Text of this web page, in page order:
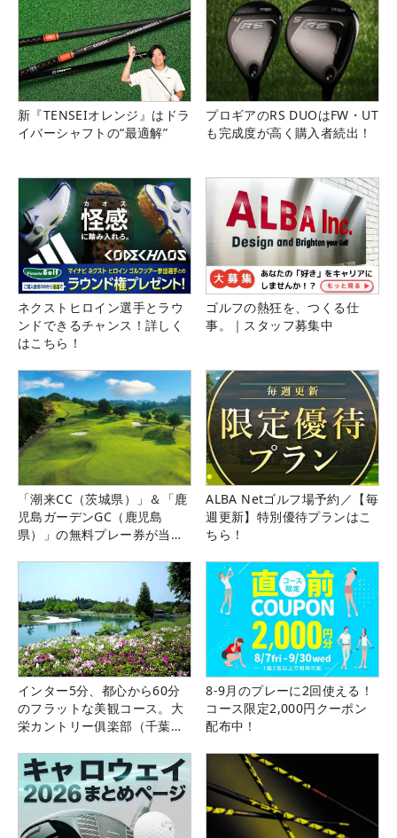
新『TENSEIオレンジ』はドラ
イバーシャフトの“最適解”
プロギアのRS DUOはFW・UT
も完成度が高く購入者続出！
ネクストヒロイン選手とラウ
ンドできるチャンス！詳しく
はこちら！
ゴルフの熱狂を、つくる仕
事。｜スタッフ募集中
「潮来CC（茨城県）」＆「鹿
児島ガーデンGC（鹿児島
県）」の無料プレー券が当た
ALBA Netゴルフ場予約／【毎
週更新】特別優待プランはこ
ちら！
インター5分、都心から60分
のフラットな美観コース。大
栄カントリー俱楽部（千葉
8-9月のプレーに2回使える！
コース限定2,000円クーポン
配布中！